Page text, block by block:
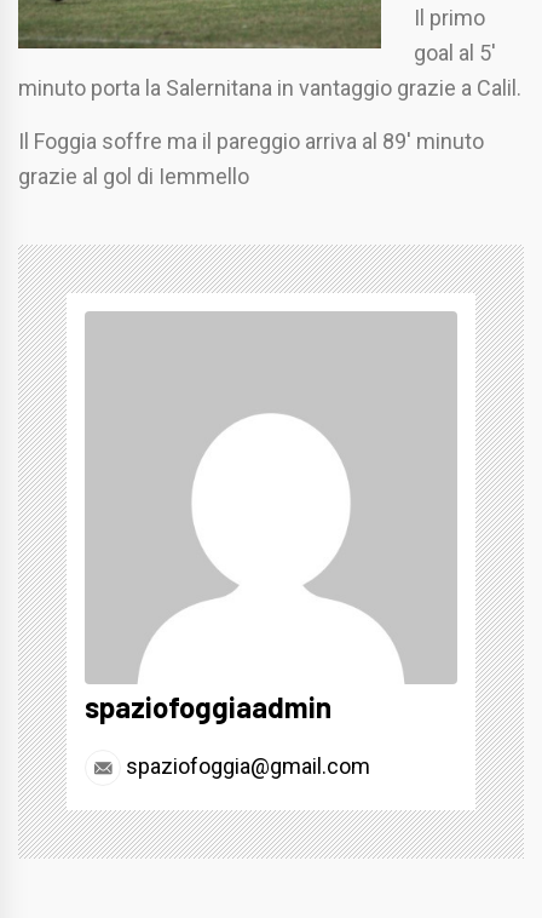
Il primo
goal al 5′
minuto porta la Salernitana in vantaggio grazie a Calil.
Il Foggia soffre ma il pareggio arriva al 89′ minuto
grazie al gol di Iemmello
spaziofoggiaadmin
spaziofoggia@gmail.com